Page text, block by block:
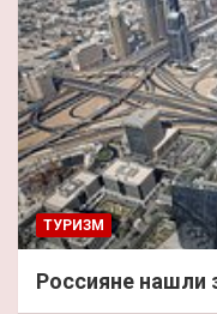
ТУРИЗМ
Россияне нашли